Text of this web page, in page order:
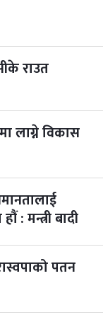
राउत
लाग्ने विकास
: मन्त्री बादी
पतन